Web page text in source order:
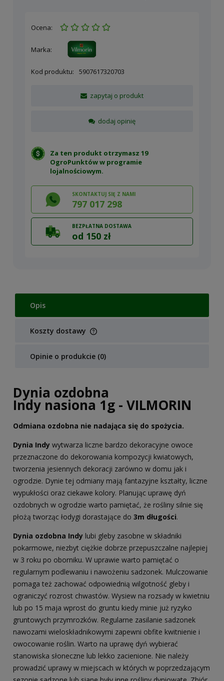
Ocena:
Marka:
Kod produktu: 5907617320703
zapytaj o produkt
dodaj opinię
Za ten produkt otrzymasz 19
OgroPunktów w programie
lojalnościowym.
SKONTAKTUJ SIĘ Z NAMI
797 017 298
BEZPŁATNA DOSTAWA
od 150 zł
Opis
Koszty dostawy
Cena nie zawiera ewentualnych kosztów płatności
Opinie o produkcie (0)
Dynia ozdobna
Indy nasiona 1g - VILMORIN
Odmiana ozdobna nie nadająca się do spożycia.
Dynia Indy wytwarza liczne bardzo dekoracyjne owoce
przeznaczone do dekorowania kompozycji kwiatowych,
tworzenia jesiennych dekoracji zarówno w domu jak i
ogrodzie. Dynie tej odmiany mają fantazyjne kształty, liczne
wypukłości oraz ciekawe kolory. Planując uprawę dyń
ozdobnych w ogrodzie warto pamiętać, że rośliny silnie się
płożą tworząc łodygi dorastające do 3m długości.
Dynia ozdobna Indy lubi gleby zasobne w składniki
pokarmowe, niezbyt ciężkie dobrze przepuszczalne najlepiej
w 3 roku po oborniku. W uprawie warto pamiętać o
regularnym podlewaniu i nawożeniu sadzonek. Mulczowanie
pomaga też zachować odpowiednią wilgotność gleby i
ograniczyć rozrost chwastów. Wysiew na rozsady w kwietniu
lub po 15 maja wprost do gruntu kiedy minie już ryzyko
gruntowych przymrozków. Regularne zasilanie sadzonek
nawozami wieloskładnikowymi zapewni obfite kwitnienie i
owocowanie roślin. Warto na uprawę dyń wybierać
stanowiska słoneczne lub lekko zacienione. Nie należy
prowadzić uprawy w miejscach w których w poprzedzającym